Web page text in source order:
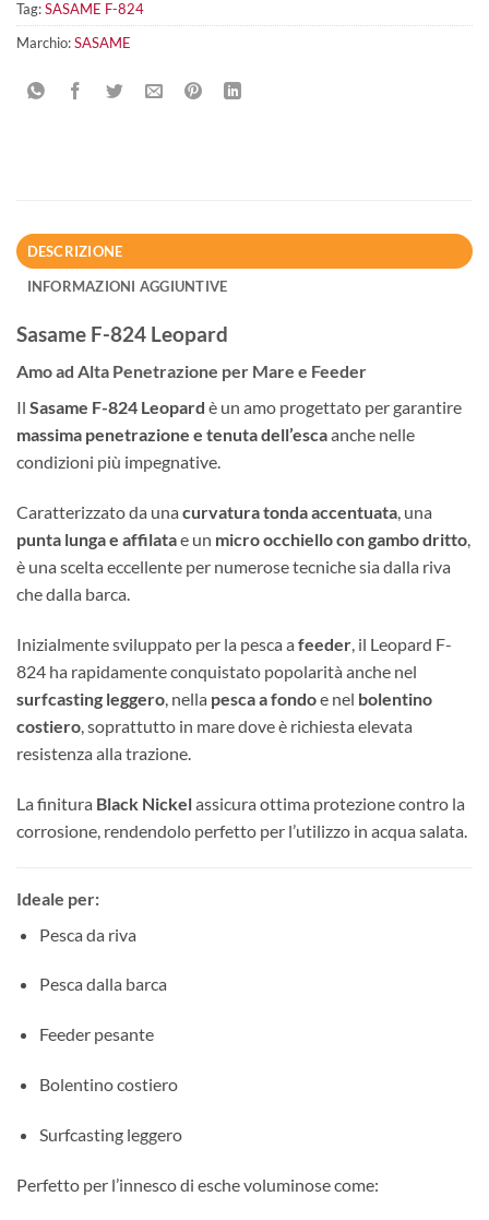
Tag:SASAME F-824
Marchio:SASAME
DESCRIZIONE
INFORMAZIONI AGGIUNTIVE
Sasame F-824 Leopard
Amo ad Alta Penetrazione per Mare e Feeder
Il Sasame F-824 Leopard è un amo progettato per garantire
massima penetrazione e tenuta dell’escaanche nelle
condizioni più impegnative.
Caratterizzato da una curvatura tonda accentuata, una
punta lunga e affilatae un micro occhiello con gambo dritto,
è una scelta eccellente per numerose tecniche sia dalla riva
che dalla barca.
Inizialmente sviluppato per la pesca a feeder, il Leopard F-
824 ha rapidamente conquistato popolarità anche nel
surfcasting leggero, nella pesca a fondoe nel bolentino
costiero, soprattutto in mare dove è richiesta elevata
resistenza alla trazione.
La finitura Black Nickelassicura ottima protezione contro la
corrosione, rendendolo perfetto per l’utilizzo in acqua salata.
Ideale per:
Pesca da riva
Pesca dalla barca
Feeder pesante
Bolentino costiero
Surfcasting leggero
Perfetto per l’innesco di esche voluminose come: